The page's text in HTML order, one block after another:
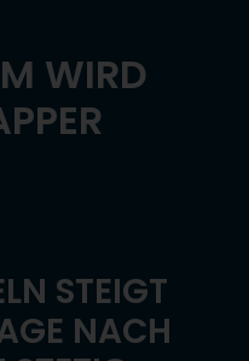
WIRD
STEIGT
NACH